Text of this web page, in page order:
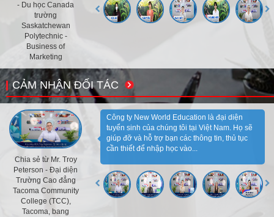
- Du học Canada
trường
Saskatchewan
Polytechnic -
Business of
Marketing
CẢM NHẬN ĐỐI TÁC
Chia sẻ từ Mr. Troy
Peterson - Đại diện
Trường Cao đẳng
Tacoma Community
College (TCC),
Tacoma, bang
Công ty New World Education là đại diện
tuyển sinh của chúng tôi tại Việt Nam. Họ sẽ
giúp đỡ và hỗ trợ bạn các thông tin, thủ tục
cần thiết để nhập học vào...